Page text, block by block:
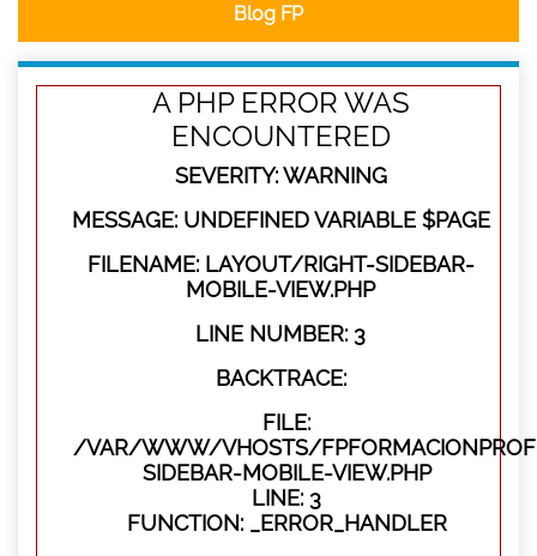
Blog FP
A PHP ERROR WAS
ENCOUNTERED
SEVERITY: WARNING
MESSAGE: UNDEFINED VARIABLE $PAGE
FILENAME: LAYOUT/RIGHT-SIDEBAR-
MOBILE-VIEW.PHP
LINE NUMBER: 3
BACKTRACE:
FILE:
/VAR/WWW/VHOSTS/
SIDEBAR-MOBILE-VIEW.PHP
LINE: 3
FUNCTION: _ERROR_HANDLER